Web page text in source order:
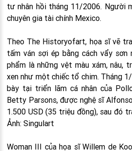
tư nhân hồi tháng 11/2006. Người
chuyên gia tài chính Mexico.
Theo The Historyofart, họa sĩ vẽ
tấm ván sợi ép bằng cách vẩy sơn
phẩm là những vệt màu xám, nâu,
xen như một chiếc tổ chim. Tháng
bày tại triển lãm cá nhân của
Betty Parsons, được nghệ sĩ
1.500 USD (35 triệu đồng), sau đó
Ảnh: Singulart
Woman III của họa sĩ Willem de